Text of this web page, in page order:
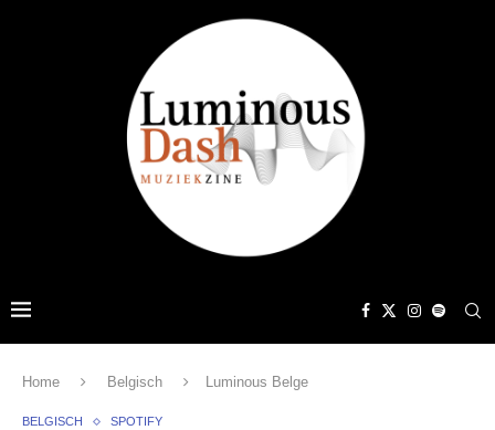
Home Belgisch Luminous Belge
BELGISCH SPOTIFY